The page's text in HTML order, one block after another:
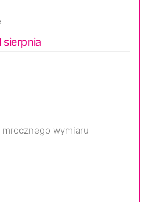
sierpnia
wymiaru